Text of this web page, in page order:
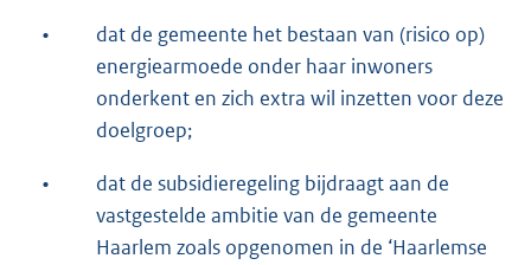
•
dat de gemeente het bestaan van (risico op)
energiearmoede onder haar inwoners
onderkent en zich extra wil inzetten voor deze
doelgroep;
•
dat de subsidieregeling bijdraagt aan de
vastgestelde ambitie van de gemeente
Haarlem zoals opgenomen in de ‘Haarlemse